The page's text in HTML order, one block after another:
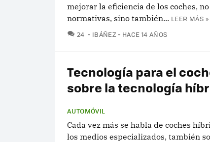
mejorar la eficiencia de los coches,
normativas, sino también... LEER MÁS »
24 COMENTARIOS
IBÁÑEZ HACE 14 AÑOS
Tecnología para el
sobre la tecnología
AUTOMÓVIL
Cada vez más se habla de coches
los medios especializados, también